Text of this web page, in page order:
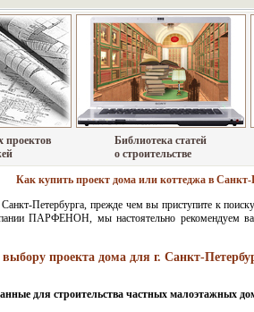
проектов
Библиотека статей
о строительстве
Как купить проект дома или коттеджа в Санкт-
Петербурга, прежде чем вы приступите к
ПАРФЕНОН, мы настоятельно рекомендуем
проекта дома для г. Санкт-
для строительства частных малоэтажных